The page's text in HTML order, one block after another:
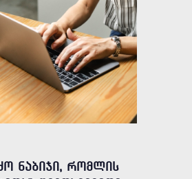
რაც მოგ
ნაბიჯი, რომლის